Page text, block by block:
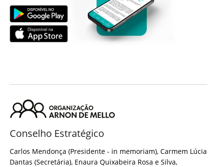
Conselho Estratégico
Carlos Mendonça (Presidente - in memoriam), Carmem Lúcia
Dantas (Secretária), Enaura Quixabeira Rosa e Silva,